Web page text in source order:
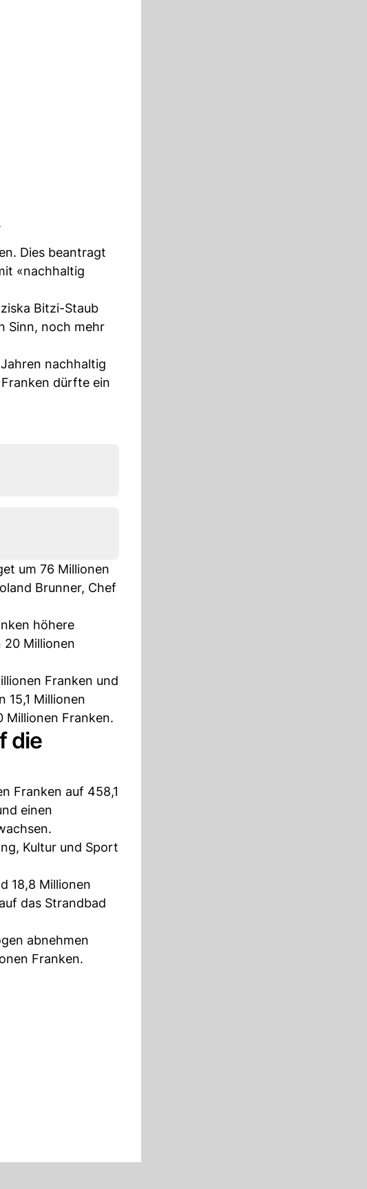
Dies beantragt
«nachhaltig
Bitzi-Staub
Sinn, noch mehr
nachhaltig
dürfte ein
um 76 Millionen
Brunner, Chef
höhere
Millionen
Franken und
15,1 Millionen
Millionen Franken.
die
Franken auf 458,1
einen
Kultur und Sport
18,8 Millionen
das Strandbad
abnehmen
Franken.